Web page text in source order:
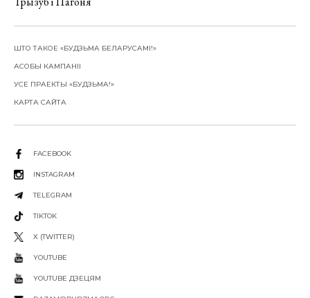
ШТО ТАКОЕ «БУДЗЬМА БЕЛАРУСАМІ!»
АСОБЫ КАМПАНІІ
УСЕ ПРАЕКТЫ «БУДЗЬМА!»
КАРТА САЙТА
FACEBOOK
INSTAGRAM
TELEGRAM
TIKTOK
X (TWITTER)
YOUTUBE
YOUTUBE ДЗЕЦЯМ